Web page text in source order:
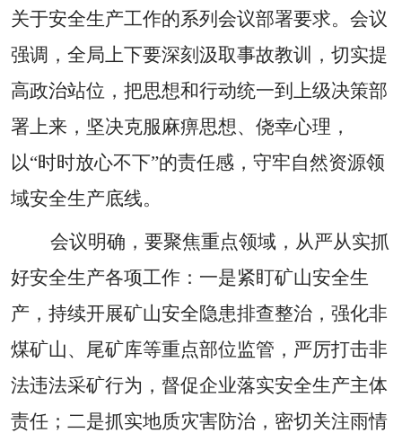
关于安全生产工作的系列会议部署要求。会议
强调，全局上下要深刻汲取事故教训，切实提
高政治站位，把思想和行动统一到上级决策部
署上来，坚决克服麻痹思想、侥幸心理，
以“时时放心不下”的责任感，守牢自然资源领
域安全生产底线。
会议明确，要聚焦重点领域，从严从实抓
好安全生产各项工作：一是紧盯矿山安全生
产，持续开展矿山安全隐患排查整治，强化非
煤矿山、尾矿库等重点部位监管，严厉打击非
法违法采矿行为，督促企业落实安全生产主体
责任；二是抓实地质灾害防治，密切关注雨情